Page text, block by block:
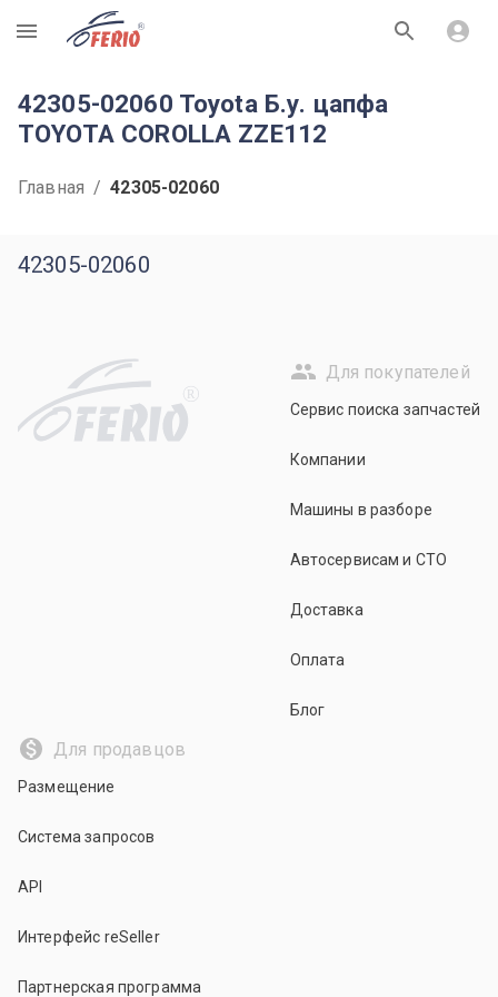
R
42305-02060 Toyota Б.у. цапфа
TOYOTA COROLLA ZZE112
Главная / 42305-02060
42305-02060
R
Для покупателей
Сервис поиска запчастей
Компании
Машины в разборе
Автосервисам и СТО
Доставка
Оплата
Блог
Для продавцов
Размещение
Система запросов
API
Интерфейс reSeller
Партнерская программа